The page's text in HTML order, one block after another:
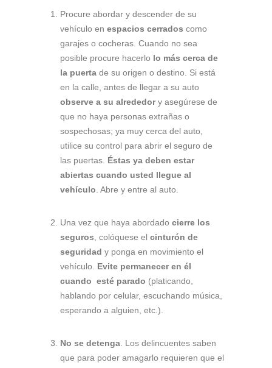
Procure abordar y descender de su
vehículo en espacios cerrados como
garajes o cocheras. Cuando no sea
posible procure hacerlo lo más cerca de
la puerta de su origen o destino. Si está
en la calle, antes de llegar a su auto
observe a su alrededory asegúrese de
que no haya personas extrañas o
sospechosas; ya muy cerca del auto,
utilice su control para abrir el seguro de
las puertas. Éstas ya deben estar
abiertas cuando usted llegue al
vehículo . Abre y entre al auto.
Una vez que haya abordado cierre los
seguros , colóquese el cinturón de
seguridad y ponga en movimiento el
vehículo. Evite permanecer en él
cuando esté parado (platicando,
hablando por celular, escuchando música,
esperando a alguien, etc.).
No se detenga . Los delincuentes saben
que para poder amagarlo requieren que el